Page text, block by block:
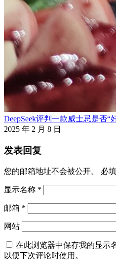
DeepSeek评判一款威士忌是否“
2025 年 2 月 8 日
发表回复
您的邮箱地址不会被公开。 必
显示名称 *
邮箱 *
网站
在此浏览器中保存我的显示
以便下次评论时使用。